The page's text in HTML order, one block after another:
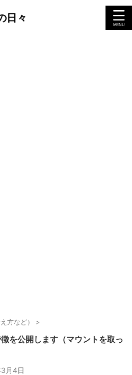
日々
方など） >
を公開します（マウントを取っ
月4日